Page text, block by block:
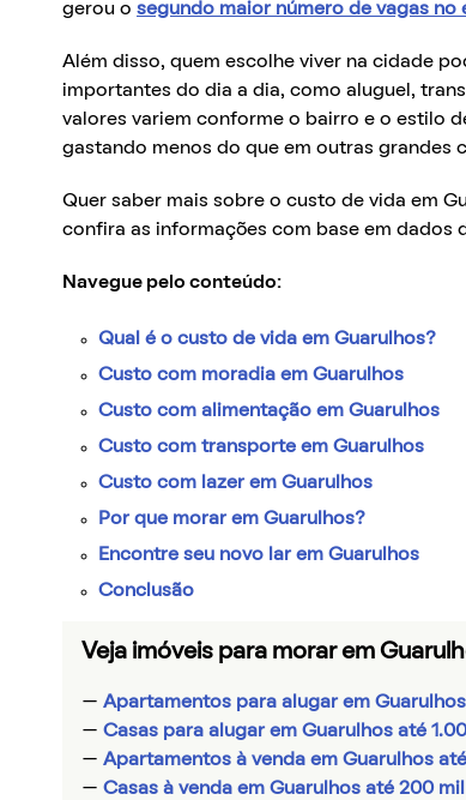
gerou o segundo maior número de vagas no
Além disso, quem escolhe viver na cidade
importantes do dia a dia, como aluguel,
valores variem conforme o bairro e o estilo
gastando menos do que em outras grandes
Quer saber mais sobre o custo de vida em
confira as informações com base em dados
Navegue pelo conteúdo:
Qual é o custo de vida em Guarulhos?
Custo com moradia em Guarulhos
Custo com alimentação em Guarulhos
Custo com transporte em Guarulhos
Custo com lazer em Guarulhos
Por que morar em Guarulhos?
Encontre seu novo lar em Guarulhos
Conclusão
Veja imóveis para morar em
— Apartamentos para alugar em
— Casas para alugar em Guarulhos até
— Apartamentos à venda em Guarulhos
— Casas à venda em Guarulhos até 200 mil